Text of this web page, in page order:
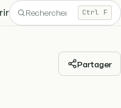
Ctrl F
Partager